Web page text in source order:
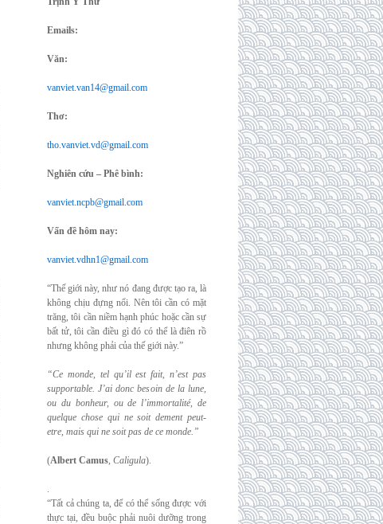
Emails:
Văn:
vanviet.van14@gmail.com
Thơ:
tho.vanviet.vd@gmail.com
Nghiên cứu – Phê bình:
vanviet.ncpb@gmail.com
Vấn đề hôm nay:
vanviet.vdhn1@gmail.com
“Thế giới này, như nó đang được tạo ra, là
không chịu đựng nổi. Nên tôi cần có mặt
trăng, tôi cần niềm hạnh phúc hoặc cần sự
bất tử, tôi cần điều gì đó có thể là điên rồ
nhưng không phải của thế giới này.”
“Ce monde, tel qu’il est fait, n’est pas
supportable. J’ai donc besoin de la lune,
ou du bonheur, ou de l’immortalité, de
quelque chose qui ne soit dement peut-
etre, mais qui ne soit pas de ce monde.”
(Albert Camus, Caligula).
.
“Tất cả chúng ta, để có thể sống được với
thực tại, đều buộc phải nuôi dưỡng trong